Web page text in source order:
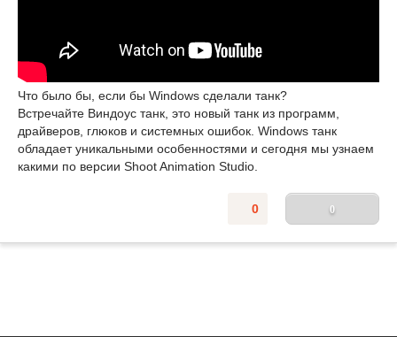
Что было бы, если бы Windows сделали танк?
Встречайте Виндоус танк, это новый танк из программ,
драйверов, глюков и системных ошибок. Windows танк
обладает уникальными особенностями и сегодня мы узнаем
какими по версии Shoot Animation Studio.
0
0